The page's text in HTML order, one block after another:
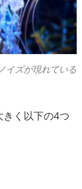
イズが現れている
く以下の4つ